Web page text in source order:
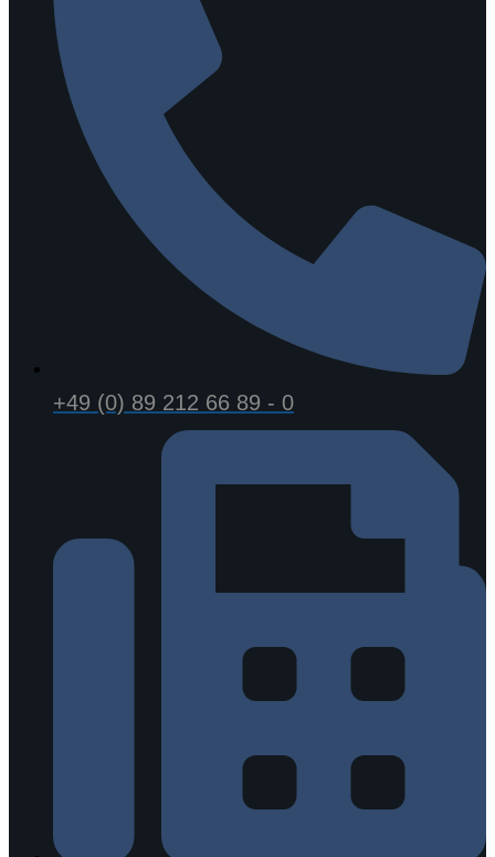
+49 (0) 89 212 66 89 - 0